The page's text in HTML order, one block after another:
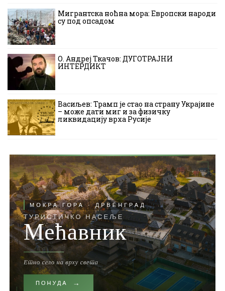
Мигрантска ноћна мора: Европски народи
су под опсадом
О. Андреј Ткачов: ДУГОТРАЈНИ
ИНТЕРДИКТ
Васиљев: Трамп је стао на страну Украјине
– може дати миг и за физичку
ликвидацију врха Русије